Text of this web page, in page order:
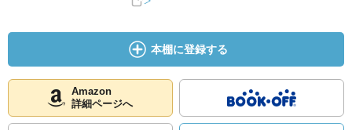
本棚に登録する
Amazon
詳細ページへ